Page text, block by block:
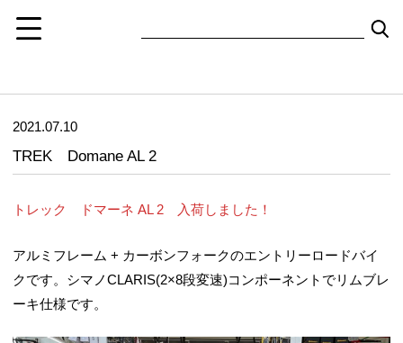
2021.07.10
TREK Domane AL 2
トレック ドマーネ AL 2 入荷しました！
アルミフレーム + カーボンフォークのエントリーロードバイ
クです。シマノCLARIS(2×8段変速)コンポーネントでリムブレ
ーキ仕様です。